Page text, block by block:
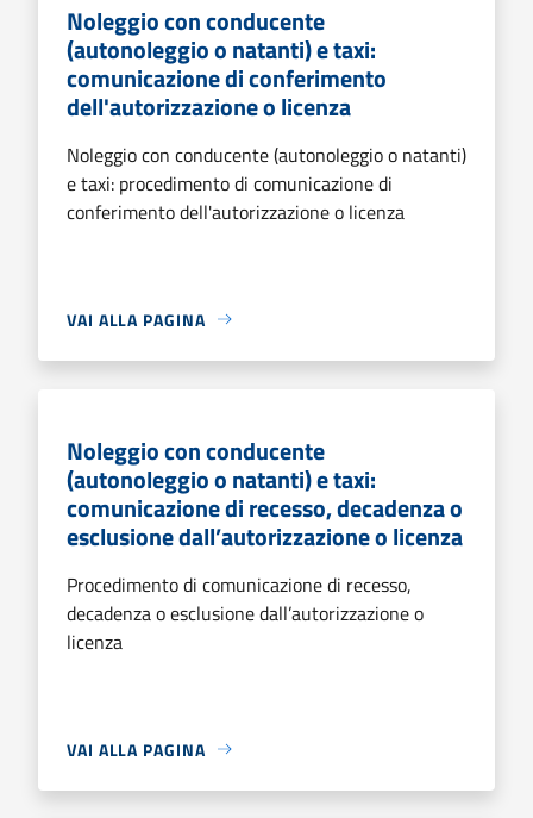
Noleggio con conducente
(autonoleggio o natanti) e taxi:
comunicazione di conferimento
dell'autorizzazione o licenza
Noleggio con conducente (autonoleggio o natanti)
e taxi: procedimento di comunicazione di
conferimento dell'autorizzazione o licenza
VAI ALLA PAGINA
Noleggio con conducente
(autonoleggio o natanti) e taxi:
comunicazione di recesso, decadenza o
esclusione dall’autorizzazione o licenza
Procedimento di comunicazione di recesso,
decadenza o esclusione dall’autorizzazione o
licenza
VAI ALLA PAGINA